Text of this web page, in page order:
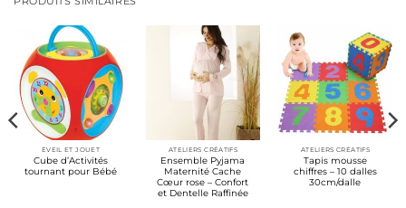
ÉVEIL ET JOUET
Cube d’Activités
tournant pour Bébé
ATELIERS CRÉATIFS
Ensemble Pyjama
Maternité Cache
Cœur rose – Confort
et Dentelle Raffinée
ATELIERS CRÉATIFS
Tapis mousse
chiffres – 10 dalles
30cm/dalle